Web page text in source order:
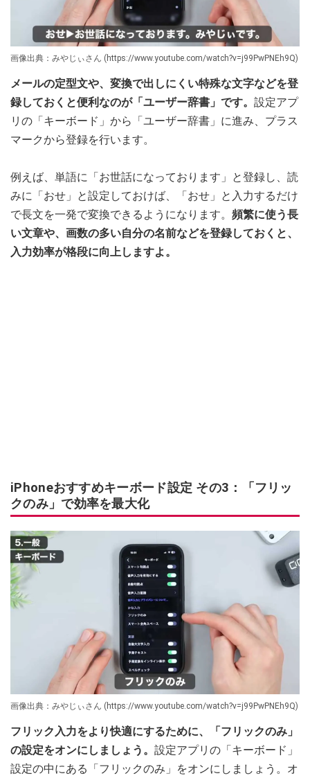
画像出典：みやじぃさん (https://www.youtube.com/watch?v=j99PwPNEh9Q)
メールの定型文や、変換で出しにくい特殊な文字などを登
録しておくと便利なのが「ユーザー辞書」です。 設定アプ
リの「キーボード」から「ユーザー辞書」に進み、プラス
マークから登録を行います。
例えば、単語に「お世話になっております」と登録し、読
みに「おせ」と設定しておけば、「おせ」と入力するだけ
で長文を一発で変換できるようになります。 頻繁に使う長
い文章や、画数の多い自分の名前などを登録しておくと、
入力効率が格段に向上しますよ。
iPhoneおすすめキーボード設定 その3：「フリッ
クのみ」で効率を最大化
画像出典：みやじぃさん (https://www.youtube.com/watch?v=j99PwPNEh9Q)
フリック入力をより快適にするために、「フリックのみ」
の設定をオンにしましょう。 設定アプリの「キーボード」
設定の中にある「フリックのみ」をオンにしましょう。オ